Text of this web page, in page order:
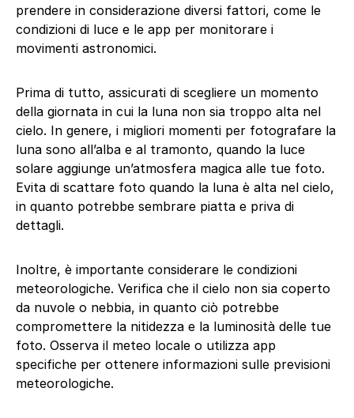
prendere in considerazione diversi fattori, come le
condizioni di luce e le app per monitorare i
movimenti astronomici.
Prima di tutto, assicurati di scegliere un momento
della giornata in cui la luna non sia troppo alta nel
cielo. In genere, i migliori momenti per fotografare la
luna sono all’alba e al tramonto, quando la luce
solare aggiunge un’atmosfera magica alle tue foto.
Evita di scattare foto quando la luna è alta nel cielo,
in quanto potrebbe sembrare piatta e priva di
dettagli.
Inoltre, è importante considerare le condizioni
meteorologiche. Verifica che il cielo non sia coperto
da nuvole o nebbia, in quanto ciò potrebbe
compromettere la nitidezza e la luminosità delle tue
foto. Osserva il meteo locale o utilizza app
specifiche per ottenere informazioni sulle previsioni
meteorologiche.